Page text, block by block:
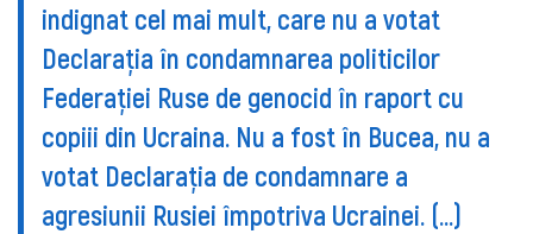
indignat cel mai mult, care nu a votat
Declarația în condamnarea politicilor
Federației Ruse de genocid în raport cu
copiii din Ucraina. Nu a fost în Bucea, nu a
votat Declarația de condamnare a
agresiunii Rusiei împotriva Ucrainei. (...)